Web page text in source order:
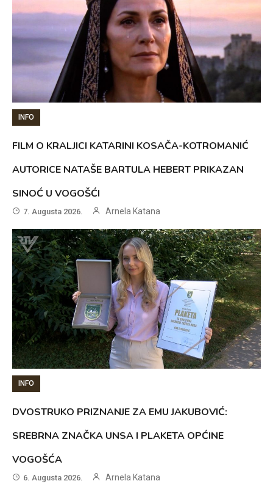
INFO
FILM O KRALJICI KATARINI KOSAČA-KOTROMANIĆ
AUTORICE NATAŠE BARTULA HEBERT PRIKAZAN
SINOĆ U VOGOŠĆI
7. Augusta 2026. Arnela Katana
INFO
DVOSTRUKO PRIZNANJE ZA EMU JAKUBOVIĆ:
SREBRNA ZNAČKA UNSA I PLAKETA OPĆINE
VOGOŠĆA
6. Augusta 2026. Arnela Katana